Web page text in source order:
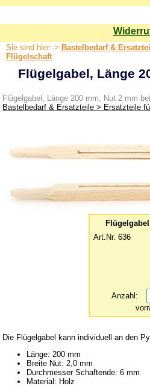
Sie sind hier: > Bastelbedarf &
FlügelschaftBastelbedarf &
Bastelset
Elektrik & Leuchtmittel
Bestückung / Figuren
Drehteller
Flügelschaft
Flügelnaben
Flügelräder
Wellen & Nadeln
Zäune
Flügelgabel, Länge
Flügelgabel, Länge 200 mm, Nut 2 mm
Bastelbedarf & Ersatzteile > Ersatzteile
Art.Nr. 636
Anzahl:
Die Flügelgabel kann individuell an den
Länge: 200 mm
Breite Nut: 2,0 mm
Durchmesser Schaftende: 6 mm
Material: Holz